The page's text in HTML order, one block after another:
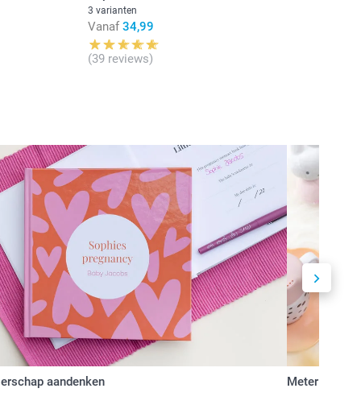
3 varianten
Vanaf 34,99
(39 reviews)
aandenken Meter en